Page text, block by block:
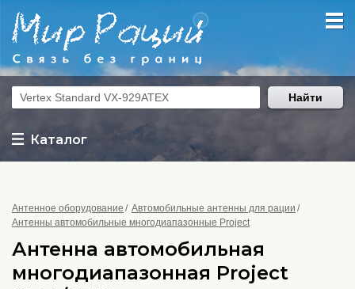
Каталог
Найти
Антенное оборудование
Автомобильные антенны для рации
Антенны автомобильные многодиапазонные Project
Антенна автомобильная
многодиапазонная Project